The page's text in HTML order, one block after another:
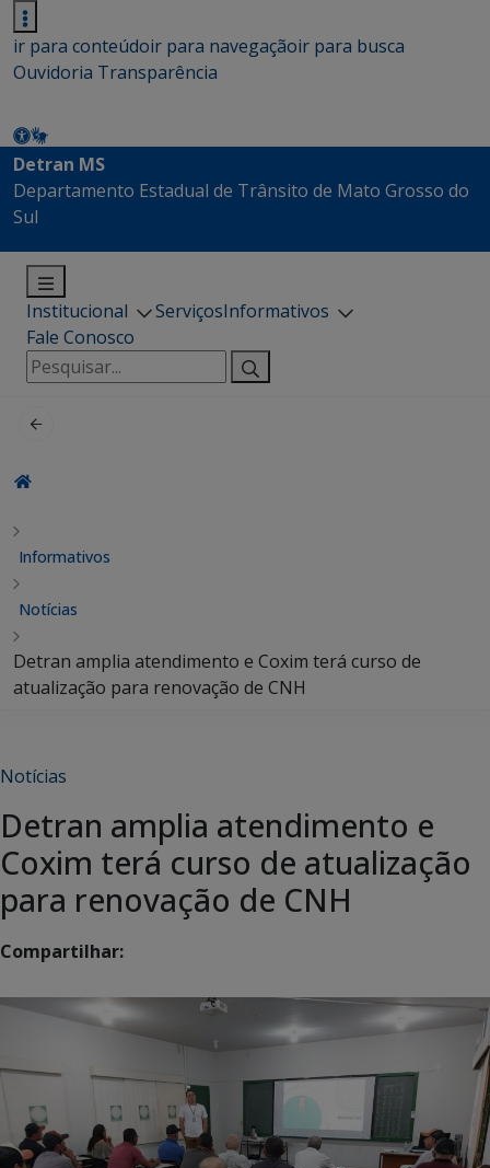
ir para conteúdoir para navegaçãoir para busca
Ouvidoria Transparência
Detran MS
Departamento Estadual de Trânsito de Mato Grosso do
Sul
Institucional ServiçosInformativos
Fale Conosco
Pesquisar
por:
Informativos
Notícias
Detran amplia atendimento e Coxim terá curso de
atualização para renovação de CNH
Notícias
Detran amplia atendimento e
Coxim terá curso de atualização
para renovação de CNH
Compartilhar: